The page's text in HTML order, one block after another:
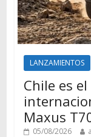
LANZAMIENTOS
Chile es
Maxus
05/08/2026